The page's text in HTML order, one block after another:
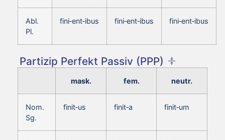
Abl.
Pl.
fini‑ent‑ibus fini‑ent‑ibus fini‑ent‑ibus
Partizip Perfekt Passiv (PPP)
mask. fem. neutr.
Nom.
Sg.
finit‑us finit‑a finit‑um